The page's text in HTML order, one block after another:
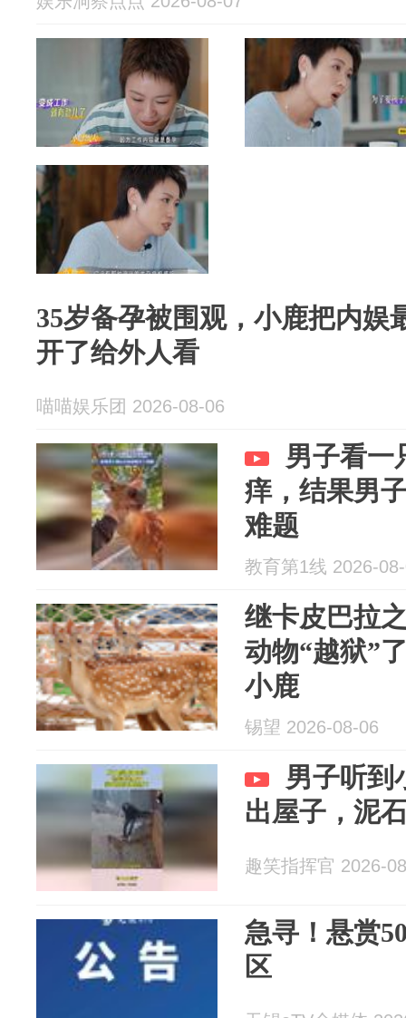
35岁备孕被围观，小鹿把内娱
开了给外人看
喵喵娱乐团 2026-08-06
男子看一
痒，结果男
难题
教育第1线 2026-
继卡皮巴拉
动物“越狱”
小鹿
锡望 2026-08-06
男子听到
出屋子，泥
趣笑指挥官 2026-
急寻！悬赏
区